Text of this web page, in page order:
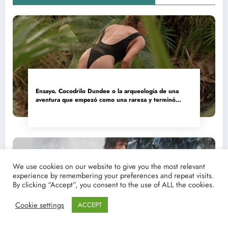
Ensayo. Cocodrilo Dundee o la arqueología de una
aventura que empezó como una rareza y terminó
Ver y descargar. Rambo II: El héroe que Hollywood
We use cookies on our website to give you the most relevant
experience by remembering your preferences and repeat visits.
By clicking “Accept”, you consent to the use of ALL the cookies.
Cookie settings
ACCEPT